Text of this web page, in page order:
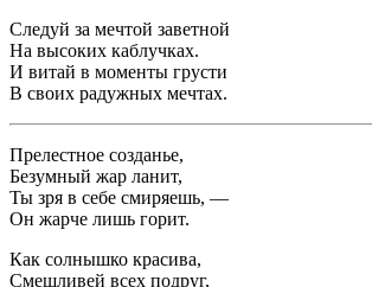
Следуй за мечтой заветной
На высоких каблучках.
И витай в моменты грусти
В своих радужных мечтах.
Прелестное созданье,
Безумный жар ланит,
Ты зря в себе смиряешь, —
Он жарче лишь горит.
Как солнышко красива,
Смешливей всех подруг,